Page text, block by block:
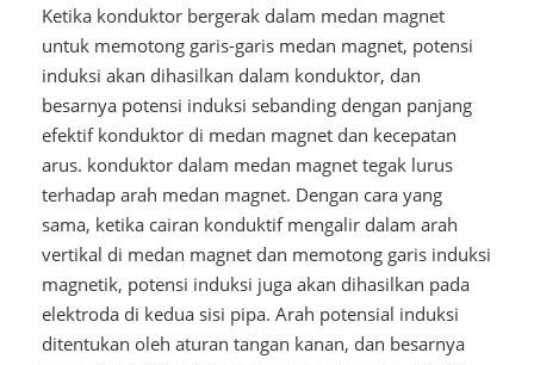
Ketika konduktor bergerak dalam medan magnet
untuk memotong garis-garis medan magnet, potensi
induksi akan dihasilkan dalam konduktor, dan
besarnya potensi induksi sebanding dengan panjang
efektif konduktor di medan magnet dan kecepatan
arus. konduktor dalam medan magnet tegak lurus
terhadap arah medan magnet. Dengan cara yang
sama, ketika cairan konduktif mengalir dalam arah
vertikal di medan magnet dan memotong garis induksi
magnetik, potensi induksi juga akan dihasilkan pada
elektroda di kedua sisi pipa. Arah potensial induksi
ditentukan oleh aturan tangan kanan, dan besarnya